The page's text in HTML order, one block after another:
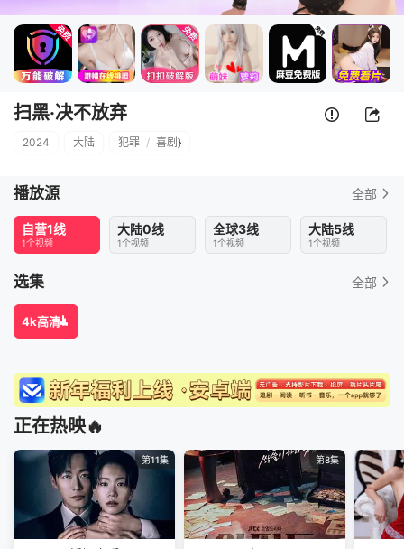
扫黑·决不放弃
2024 大陆 犯罪 / 喜剧}
播放源 全部
自营1线
1个视频
大陆0线
1个视频
全球3线
1个视频
大陆5线
1个视频
选集 全部
4k高清
正在热映🔥
第11集 第8集